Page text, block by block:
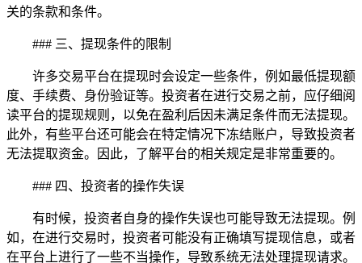
关的条款和条件。
### 三、提现条件的限制
许多交易平台在提现时会设定一些条件，例如最低提现额
度、手续费、身份验证等。投资者在进行交易之前，应仔细阅
读平台的提现规则，以免在盈利后因未满足条件而无法提现。
此外，有些平台还可能会在特定情况下冻结账户，导致投资者
无法提取资金。因此，了解平台的相关规定是非常重要的。
### 四、投资者的操作失误
有时候，投资者自身的操作失误也可能导致无法提现。例
如，在进行交易时，投资者可能没有正确填写提现信息，或者
在平台上进行了一些不当操作，导致系统无法处理提现请求。